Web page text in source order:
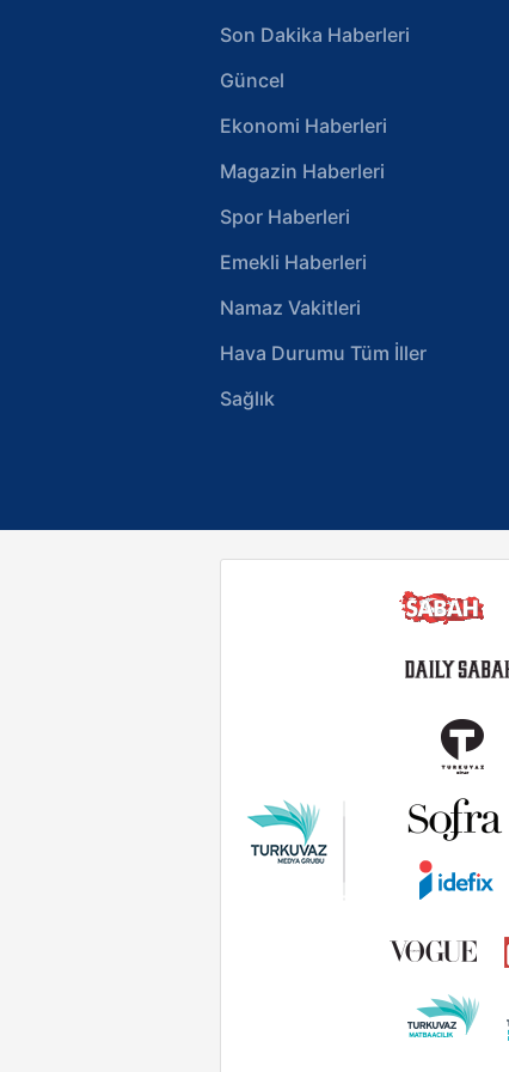
Son Dakika Haberleri
Güncel
Ekonomi Haberleri
Magazin Haberleri
Spor Haberleri
Emekli Haberleri
Namaz Vakitleri
Hava Durumu Tüm İller
Sağlık